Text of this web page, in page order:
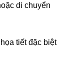
di chuyển
tiết đặc biệt